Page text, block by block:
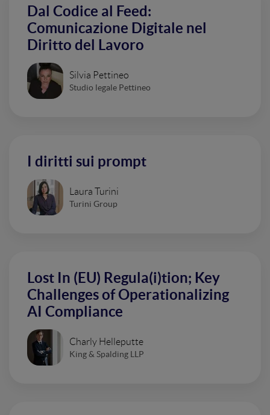
Dal Codice al Feed:
Comunicazione Digitale nel
Diritto del Lavoro
Silvia Pettineo
Studio legale Pettineo
I diritti sui prompt
Laura Turini
Turini Group
Lost In (EU) Regula(i)tion; Key
Challenges of Operationalizing
AI Compliance
Charly Helleputte
King & Spalding LLP